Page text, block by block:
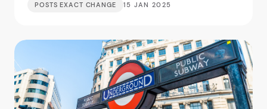
POSTS EXACT CHANGE 15 JAN 2025